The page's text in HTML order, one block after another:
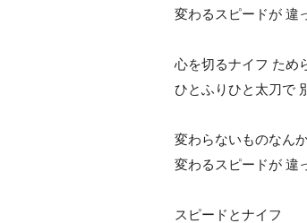
変わるスピードが 違
心を切るナイフ ため
ひとふりひと太刀で
変わらないものなん
変わるスピードが 違
スピードとナイフ